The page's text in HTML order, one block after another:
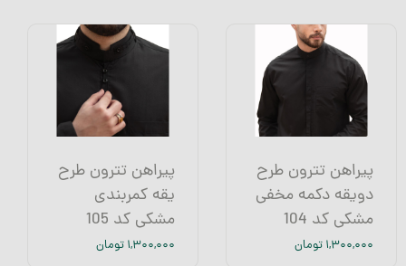
پیراهن تترون طرح
دویقه دکمه مخفی
مشکی کد 104
۱,۳۰۰,۰۰۰ تومان
پیراهن تترون طرح
یقه کمربندی
مشکی کد 105
۱,۳۰۰,۰۰۰ تومان